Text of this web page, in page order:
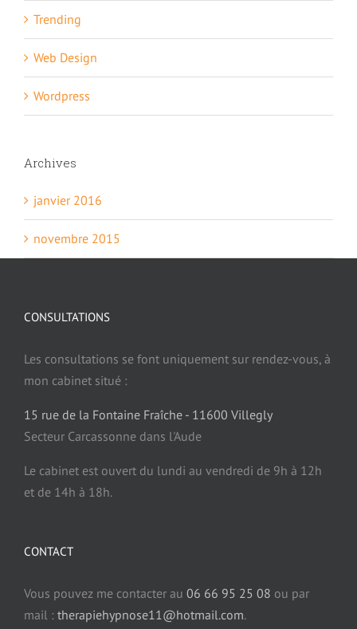
Trending
Web Design
Wordpress
Archives
janvier 2016
novembre 2015
CONSULTATIONS
Les consultations se font uniquement sur rendez-vous, à
mon cabinet situé :
15 rue de la Fontaine Fraîche - 11600 Villegly
Secteur Carcassonne dans l'Aude
Le cabinet est ouvert du lundi au vendredi de 9h à 12h
et de 14h à 18h.
CONTACT
Vous pouvez me contacter au 06 66 95 25 08 ou par
mail : therapiehypnose11@hotmail.com.